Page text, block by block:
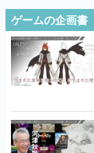
ゲームの企画書